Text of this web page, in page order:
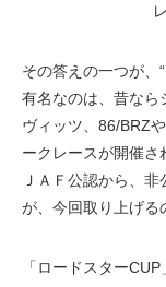
その答えの一つが、
有名なのは、昔なら
ヴィッツ、86/BRZ
ークレースが開催さ
ＪＡＦ公認から、
が、今回取り上げる
「ロードスターCUP」